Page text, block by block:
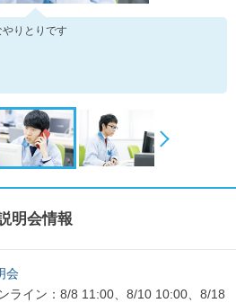
やりとりです
明会情報
会
ライン：8/8 11:00、8/10 10:00、8/18